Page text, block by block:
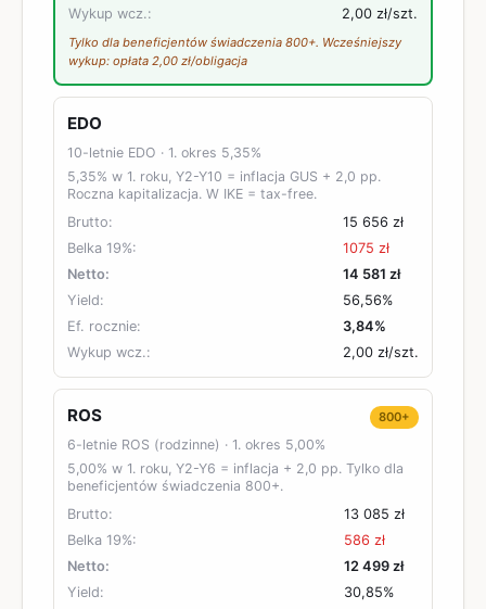
Wykup wcz.:
2,00 zł/szt.
Tylko dla beneficjentów świadczenia 800+. Wcześniejszy
wykup: opłata 2,00 zł/obligacja
EDO
10-letnie EDO · 1. okres 5,35%
5,35% w 1. roku, Y2-Y10 = inflacja GUS + 2,0 pp.
Roczna kapitalizacja. W IKE = tax-free.
Brutto:
15 656 zł
Belka 19%:
1075 zł
Netto:
14 581 zł
Yield:
56,56%
Ef. rocznie:
3,84%
Wykup wcz.:
2,00 zł/szt.
ROS 800+
6-letnie ROS (rodzinne) · 1. okres 5,00%
5,00% w 1. roku, Y2-Y6 = inflacja + 2,0 pp. Tylko dla
beneficjentów świadczenia 800+.
Brutto:
13 085 zł
Belka 19%:
586 zł
Netto:
12 499 zł
Yield:
30,85%